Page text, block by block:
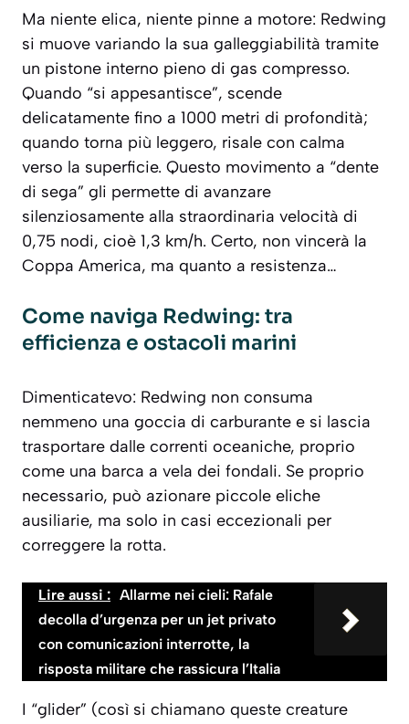
Ma niente elica, niente pinne a motore: Redwing
si muove variando la sua galleggiabilità tramite
un pistone interno pieno di gas compresso.
Quando “si appesantisce”, scende
delicatamente fino a 1000 metri di profondità;
quando torna più leggero, risale con calma
verso la superficie. Questo movimento a “dente
di sega” gli permette di avanzare
silenziosamente alla straordinaria velocità di
0,75 nodi, cioè 1,3 km/h. Certo, non vincerà la
Coppa America, ma quanto a resistenza…
Come naviga Redwing: tra
efficienza e ostacoli marini
Dimenticatevo: Redwing non consuma
nemmeno una goccia di carburante e si lascia
trasportare dalle correnti oceaniche, proprio
come una barca a vela dei fondali. Se proprio
necessario, può azionare piccole eliche
ausiliarie, ma solo in casi eccezionali per
correggere la rotta.
Lire aussi : Allarme nei cieli: Rafale
decolla d’urgenza per un jet privato
con comunicazioni interrotte, la
risposta militare che rassicura l’Italia
I “glider” (così si chiamano queste creature